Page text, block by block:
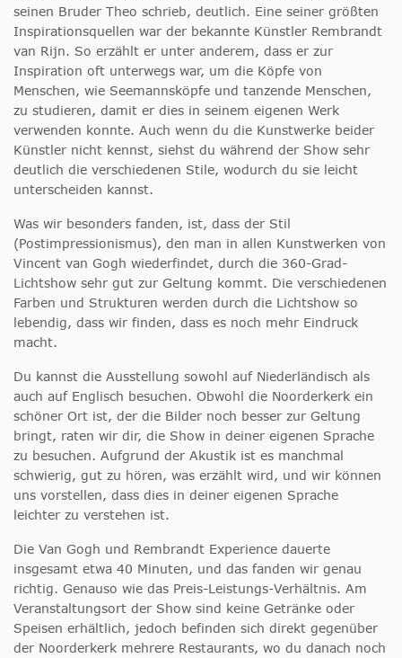
seinen Bruder Theo schrieb, deutlich. Eine seiner größten
Inspirationsquellen war der bekannte Künstler Rembrandt
van Rijn. So erzählt er unter anderem, dass er zur
Inspiration oft unterwegs war, um die Köpfe von
Menschen, wie Seemannsköpfe und tanzende Menschen,
zu studieren, damit er dies in seinem eigenen Werk
verwenden konnte. Auch wenn du die Kunstwerke beider
Künstler nicht kennst, siehst du während der Show sehr
deutlich die verschiedenen Stile, wodurch du sie leicht
unterscheiden kannst.
Was wir besonders fanden, ist, dass der Stil
(Postimpressionismus), den man in allen Kunstwerken von
Vincent van Gogh wiederfindet, durch die 360-Grad-
Lichtshow sehr gut zur Geltung kommt. Die verschiedenen
Farben und Strukturen werden durch die Lichtshow so
lebendig, dass wir finden, dass es noch mehr Eindruck
macht.
Du kannst die Ausstellung sowohl auf Niederländisch als
auch auf Englisch besuchen. Obwohl die Noorderkerk ein
schöner Ort ist, der die Bilder noch besser zur Geltung
bringt, raten wir dir, die Show in deiner eigenen Sprache
zu besuchen. Aufgrund der Akustik ist es manchmal
schwierig, gut zu hören, was erzählt wird, und wir können
uns vorstellen, dass dies in deiner eigenen Sprache
leichter zu verstehen ist.
Die Van Gogh und Rembrandt Experience dauerte
insgesamt etwa 40 Minuten, und das fanden wir genau
richtig. Genauso wie das Preis-Leistungs-Verhältnis. Am
Veranstaltungsort der Show sind keine Getränke oder
Speisen erhältlich, jedoch befinden sich direkt gegenüber
der Noorderkerk mehrere Restaurants, wo du danach noch